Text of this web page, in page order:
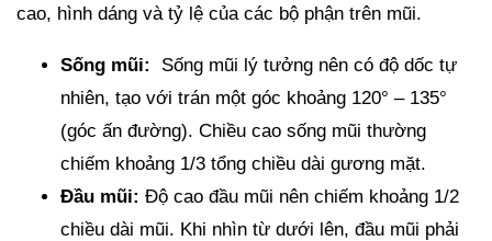
cao, hình dáng và tỷ lệ của các bộ phận trên mũi.
Sống mũi:
Sống mũi lý tưởng nên có độ dốc tự
nhiên, tạo với trán một góc khoảng 120° – 135°
(góc ấn đường). Chiều cao sống mũi thường
chiếm khoảng 1/3 tổng chiều dài gương mặt.
Đầu mũi: Độ cao đầu mũi nên chiếm khoảng 1/2
chiều dài mũi. Khi nhìn từ dưới lên, đầu mũi phải